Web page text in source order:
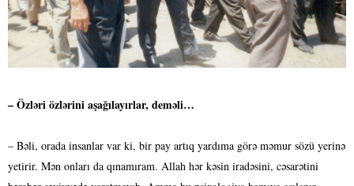
– Özləri özlərini aşağılayırlar, deməli…
– Bəli, orada insanlar var ki, bir pay artıq yardıma görə məmur sözü yerinə
yetirir. Mən onları da qınamıram. Allah hər kəsin iradəsini, cəsarətini